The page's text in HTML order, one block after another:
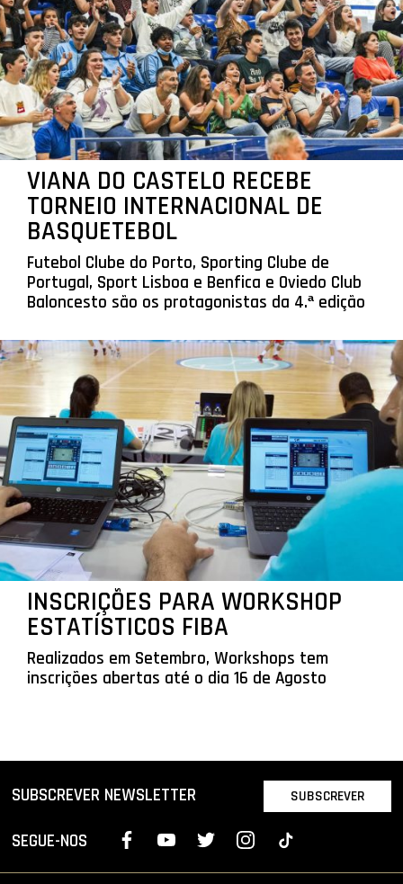
VIANA DO CASTELO RECEBE
TORNEIO INTERNACIONAL DE
BASQUETEBOL
Futebol Clube do Porto, Sporting Clube de
Portugal, Sport Lisboa e Benfica e Oviedo Club
Baloncesto são os protagonistas da 4.ª edição
INSCRIÇÕES PARA WORKSHOP
ESTATÍSTICOS FIBA
Realizados em Setembro, Workshops tem
inscrições abertas até o dia 16 de Agosto
SUBSCREVER NEWSLETTER SUBSCREVER
SEGUE-NOS